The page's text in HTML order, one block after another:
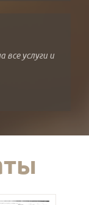
услуги и